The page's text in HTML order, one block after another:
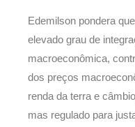
Edemilson pondera
elevado grau de
macroeconômica,
dos preços
renda da terra e
mas regulado para